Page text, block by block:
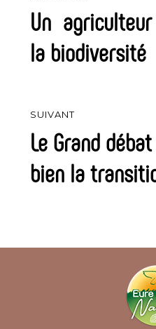
de
l’article
Article
précédent :
Un
la biodiversité
SUIVANT
Article
suivant :
Le Grand
bien la